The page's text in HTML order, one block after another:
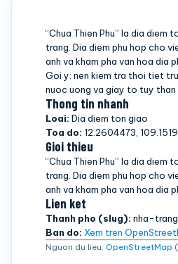
“Chua Thien Phu” la dia diem
trang. Dia diem phu hop cho
anh va kham pha van hoa dia
Goi y: nen kiem tra thoi tiet
nuoc uong va giay to tuy than
Thong tin nhanh
Loai: Dia diem ton giao
Toa do: 12.2604473,
Gioi thieu
“Chua Thien Phu” la dia diem
trang. Dia diem phu hop cho
anh va kham pha van hoa dia
Lien ket
Thanh pho (slug): nha-trang
Ban do: Xem tren
Nguon du lieu: OpenStreetMap